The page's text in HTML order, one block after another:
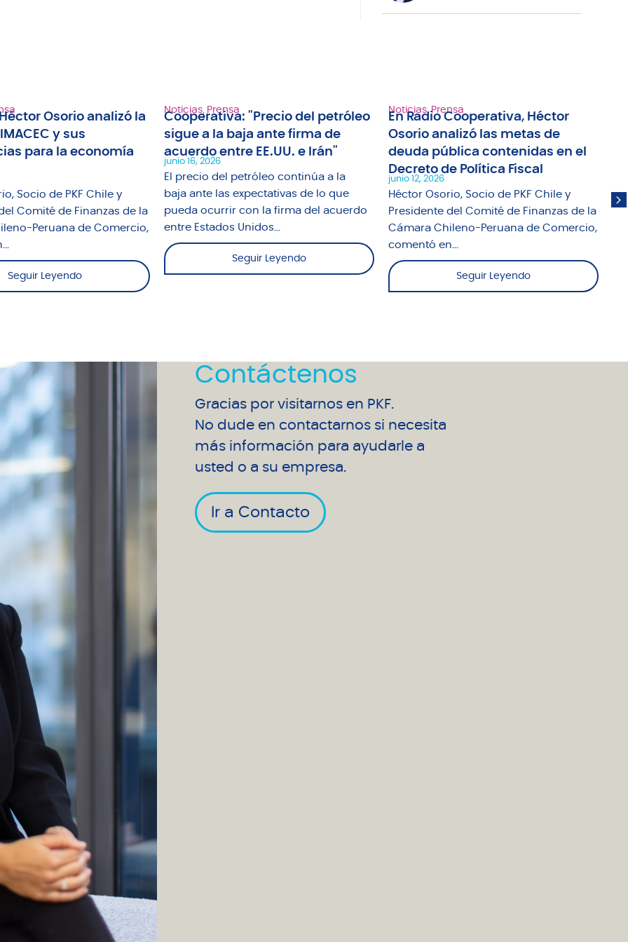
Osorio analizó la
y sus
para la economía
Socio de PKF Chile y
Comité de Finanzas de la
Peruana de Comercio,
Seguir Leyendo
Noticias, Prensa
Cooperativa: "Precio del petróleo
sigue a la baja ante firma de
acuerdo entre EE.UU. e Irán"
junio 16, 2026
El precio del petróleo continúa a la
baja ante las expectativas de lo que
pueda ocurrir con la firma del acuerdo
entre Estados Unidos...
Seguir Leyendo
Noticias,Prensa
En Radio Cooperativa, Héctor
Osorio analizó las metas de
deuda pública contenidas en el
Decreto de Política Fiscal
junio 12, 2026
Héctor Osorio, Socio de PKF Chile y
Presidente del Comité de Finanzas de la
Cámara Chileno-Peruana de Comercio,
comentó en...
Seguir Leyendo
El
Contáctenos
Gracias por visitarnos en PKF.
No dude en contactarnos si necesita
más información para ayudarle a
usted o a su empresa.
Ir a Contacto